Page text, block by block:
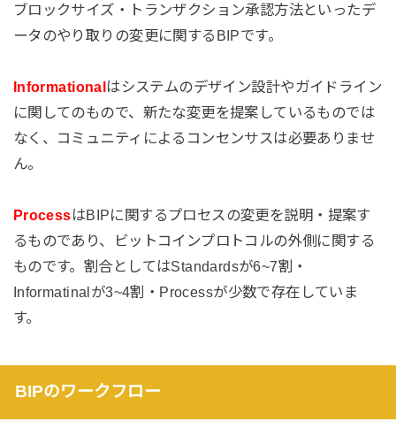
ブロックサイズ・トランザクション承認方法といったデ
ータのやり取りの変更に関するBIPです。
Informationalはシステムのデザイン設計やガイドライン
に関してのもので、新たな変更を提案しているものでは
なく、コミュニティによるコンセンサスは必要ありませ
ん。
ProcessはBIPに関するプロセスの変更を説明・提案す
るものであり、ビットコインプロトコルの外側に関する
ものです。割合としてはStandardsが6~7割・
Informatinalが3~4割・Processが少数で存在していま
す。
BIPのワークフロー